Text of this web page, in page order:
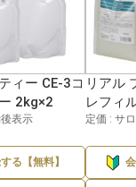
ィー CE-3コ
2kg×2
表示
る【無料】
リアル
レフィ
定価 : サ